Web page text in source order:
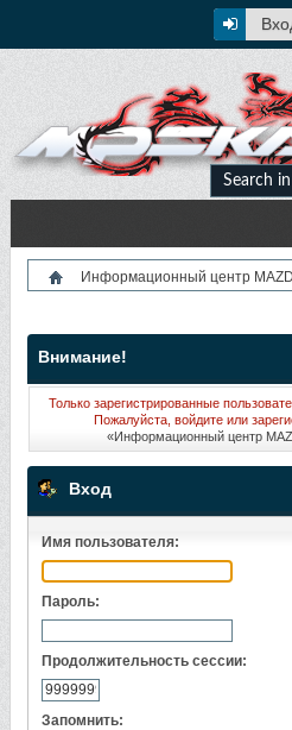
Информационный центр
Внимание!
Только зарегистрированные
Пожалуйста, войдите или
«Информационный центр
Вход
Имя пользователя:
Пароль:
Продолжительность сессии:
Запомнить: